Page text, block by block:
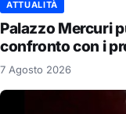
ATTUALITÀ
Palazzo Mercuri
confronto con i
7 Agosto 2026